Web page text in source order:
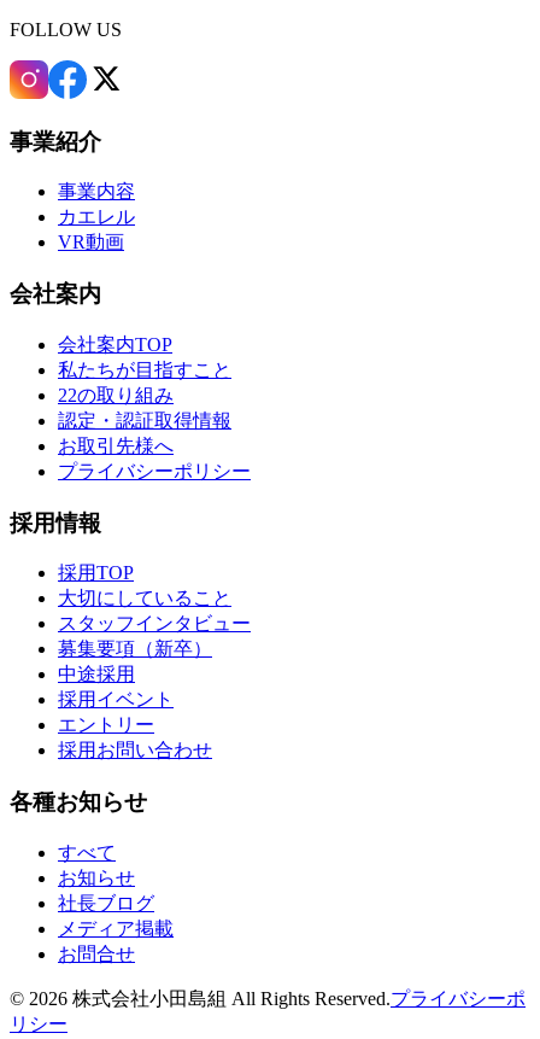
FOLLOW US
事業紹介
事業内容
カエレル
VR動画
会社案内
会社案内TOP
私たちが目指すこと
22の取り組み
認定・認証取得情報
お取引先様へ
プライバシーポリシー
採用情報
採用TOP
大切にしていること
スタッフインタビュー
募集要項（新卒）
中途採用
採用イベント
エントリー
採用お問い合わせ
各種お知らせ
すべて
お知らせ
社長ブログ
メディア掲載
お問合せ
© 2026 株式会社小田島組 All Rights Reserved.プライバシーポ
リシー